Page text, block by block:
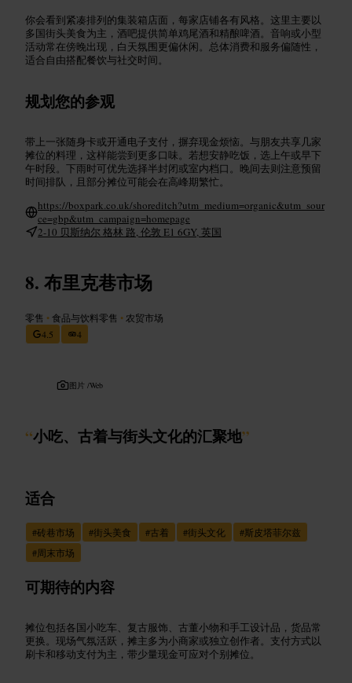
你会看到紧凑排列的集装箱店面，每家店铺各有风格。这里主要以
多国街头美食为主，酒吧提供简单鸡尾酒和精酿啤酒。音响或小型
活动常在傍晚出现，白天氛围更偏休闲。总体消费和服务偏随性，
适合自由搭配餐饮与社交时间。
规划您的参观
带上一张随身卡或开通电子支付，摒弃现金烦恼。与朋友共享几家
摊位的料理，这样能尝到更多口味。若想安静吃饭，选上午或早下
午时段。下雨时可优先选择半封闭或室内档口。晚间去则注意预留
时间排队，且部分摊位可能会在高峰期繁忙。
https://boxpark.co.uk/shoreditch?utm_medium=organic&utm_sour
ce=gbp&utm_campaign=homepage
2-10 贝斯纳尔 格林 路, 伦敦 E1 6GY, 英国
布里克巷市场
零售 •食品与饮料零售 • 农贸市场
4.5
4
图片 /Web
“小吃、古着与街头文化的汇聚地”
适合
#砖巷市场 #街头美食 #古着 #街头文化 #斯皮塔菲尔兹
#周末市场
可期待的内容
摊位包括各国小吃车、复古服饰、古董小物和手工设计品，货品常
更换。现场气氛活跃，摊主多为小商家或独立创作者。支付方式以
刷卡和移动支付为主，带少量现金可应对个别摊位。